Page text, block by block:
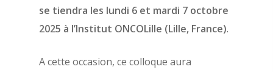
se tiendra les lundi 6 et mardi 7 octobre
2025 à l’Institut ONCOLille (Lille, France).
A cette occasion, ce colloque aura
Histoire de l’AFPSA
chercheurs
Adhérer
Aide